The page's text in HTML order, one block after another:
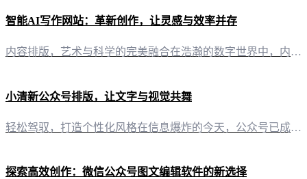
智能AI写作网站：革新创作，让灵感与效率并存
内容排版，艺术与科学的完美融合在浩瀚的数字世界中，内容的排版如同灵魂的展现。有一云AI，以其独到的设计理念，为自媒体创作者提供了数千款装修皮肤，涵盖标题、内容、图文、分隔、引导等五大类，将艺术与科学巧妙融合，让每一篇文章都如同一幅精美的画作。 创作平台，跨界的桥梁有一云AI，不仅仅是一款AI智能写作软件，它更是连接各大自媒体平台的桥梁。无论是公众号、头条号，还是小红书、百家号，乃至知乎、企鹅号，
小清新公众号排版，让文字与视觉共舞
轻松驾驭，打造个性化风格在信息爆炸的今天，公众号已成为信息传递的重要渠道。一篇精心排版的小清新风格文章，不仅能让读者眼前一亮，更能有效提升阅读体验。今天，就让我们一同探索如何利用“有一云AI”这款创新型AI智能写作+排版软件，轻松驾驭小清新公众号排版。 AI赋能，排版得心应手“有一云AI”的排版功能，为自媒体创作者提供了强大的技术支持。无论是标题、内容，还是图文、分隔、引导，都可通过“有一云AI
探索高效创作：微信公众号图文编辑软件的新选择